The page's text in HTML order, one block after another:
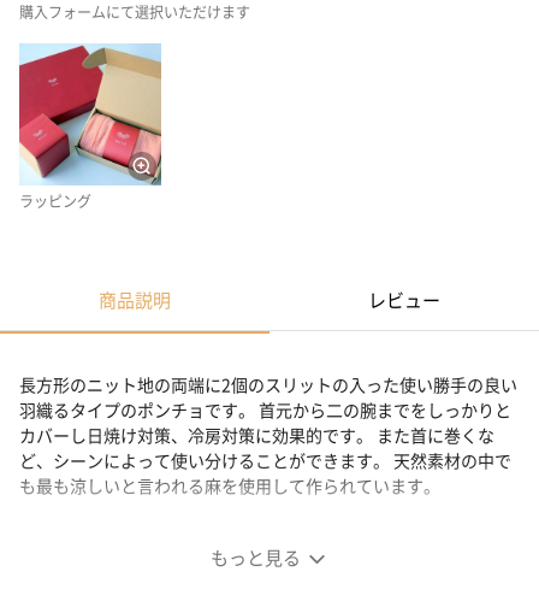
購入フォームにて選択いただけます
ラッピング
商品説明 レビュー
もっと見る
長方形のニット地の両端に2個のスリットの入った使い勝手の良い
羽織るタイプのポンチョです。 首元から二の腕までをしっかりと
カバーし日焼け対策、冷房対策に効果的です。 また首に巻くな
ど、シーンによって使い分けることができます。 天然素材の中で
も最も涼しいと言われる麻を使用して作られています。